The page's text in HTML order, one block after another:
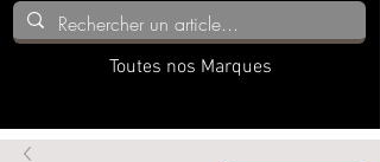
Toutes nos Marques